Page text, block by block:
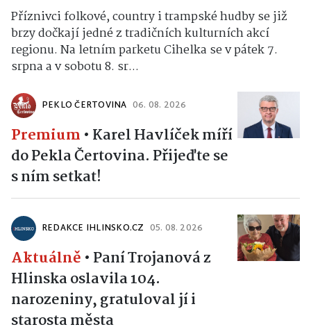
Příznivci folkové, country i trampské hudby se již
brzy dočkají jedné z tradičních kulturních akcí
regionu. Na letním parketu Cihelka se v pátek 7.
srpna a v sobotu 8. sr...
PEKLO ČERTOVINA 06. 08. 2026
Premium • Karel Havlíček míří
do Pekla Čertovina. Přijeďte se
s ním setkat!
REDAKCE IHLINSKO.CZ 05. 08. 2026
Aktuálně • Paní Trojanová z
Hlinska oslavila 104.
narozeniny, gratuloval jí i
starosta města